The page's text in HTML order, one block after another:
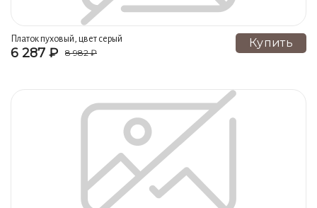
Платок пуховый, цвет серый
6 287 ₽ 8 982 ₽
Купить